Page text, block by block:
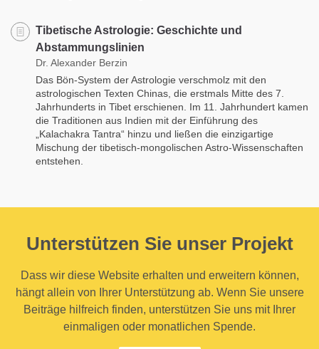
Tibetische Astrologie: Geschichte und
Abstammungslinien
Dr. Alexander Berzin
Das Bön-System der Astrologie verschmolz mit den
astrologischen Texten Chinas, die erstmals Mitte des 7.
Jahrhunderts in Tibet erschienen. Im 11. Jahrhundert kamen
die Traditionen aus Indien mit der Einführung des
„Kalachakra Tantra“ hinzu und ließen die einzigartige
Mischung der tibetisch-mongolischen Astro-Wissenschaften
entstehen.
Unterstützen Sie unser Projekt
Dass wir diese Website erhalten und erweitern können,
hängt allein von Ihrer Unterstützung ab. Wenn Sie unsere
Beiträge hilfreich finden, unterstützen Sie uns mit Ihrer
einmaligen oder monatlichen Spende.